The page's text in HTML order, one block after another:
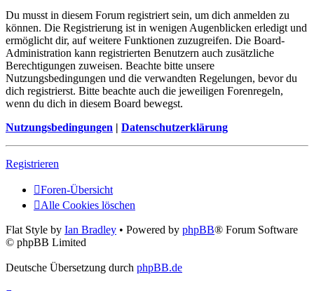
Du musst in diesem Forum registriert sein, um dich anmelden zu
können. Die Registrierung ist in wenigen Augenblicken erledigt und
ermöglicht dir, auf weitere Funktionen zuzugreifen. Die Board-
Administration kann registrierten Benutzern auch zusätzliche
Berechtigungen zuweisen. Beachte bitte unsere
Nutzungsbedingungen und die verwandten Regelungen, bevor du
dich registrierst. Bitte beachte auch die jeweiligen Forenregeln,
wenn du dich in diesem Board bewegst.
Nutzungsbedingungen | Datenschutzerklärung
Registrieren
Foren-Übersicht
Alle Cookies löschen
Flat Style by Ian Bradley • Powered by phpBB® Forum Software
© phpBB Limited
Deutsche Übersetzung durch phpBB.de